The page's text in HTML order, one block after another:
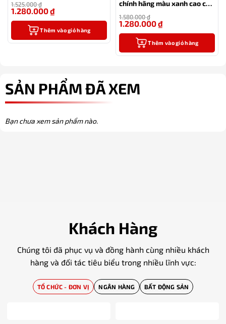
1.525.000₫
1.280.000₫
Thêm vào giỏ hàng
chính hãng màu xanh cao cấp
thay thế)
1.580.000₫
1.280.000₫
Thêm vào giỏ hàng
SẢN PHẨM ĐÃ XEM
Bạn chưa xem sản phẩm nào.
Khách Hàng
Chúng tôi đã phục vụ và đồng hành cùng nhiều khách
hàng và đối tác tiêu biểu trong nhiều lĩnh vực:
TỔ CHỨC - ĐƠN VỊ NGÂN HÀNG BẤT ĐỘNG SẢN